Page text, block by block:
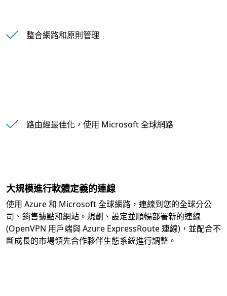
整合網路和原則管理
路由經最佳化，使用 Microsoft 全球網路
大規模進行軟體定義的連線
使用 Azure 和 Microsoft 全球網路，連線到您的全球分公
司、銷售據點和網站。規劃、設定並順暢部署新的連線
(OpenVPN 用戶端與 Azure ExpressRoute 連線)，並配合不
斷成長的市場領先合作夥伴生態系統進行調整。